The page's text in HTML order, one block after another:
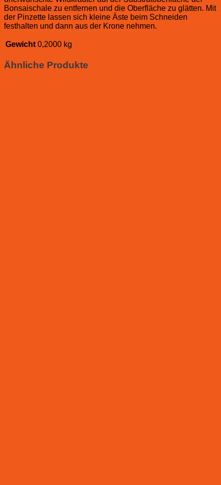
Bonsaischale zu entfernen und die Oberfläche zu glätten. Mit
der Pinzette lassen sich kleine Äste beim Schneiden
festhalten und dann aus der Krone nehmen.
Gewicht 0,2000 kg
Ähnliche Produkte